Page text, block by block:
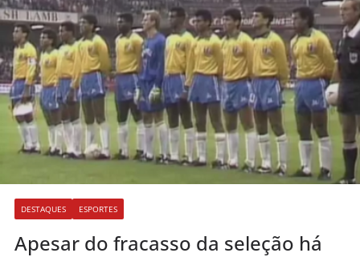
DESTAQUES ESPORTES
Apesar do fracasso da seleção há